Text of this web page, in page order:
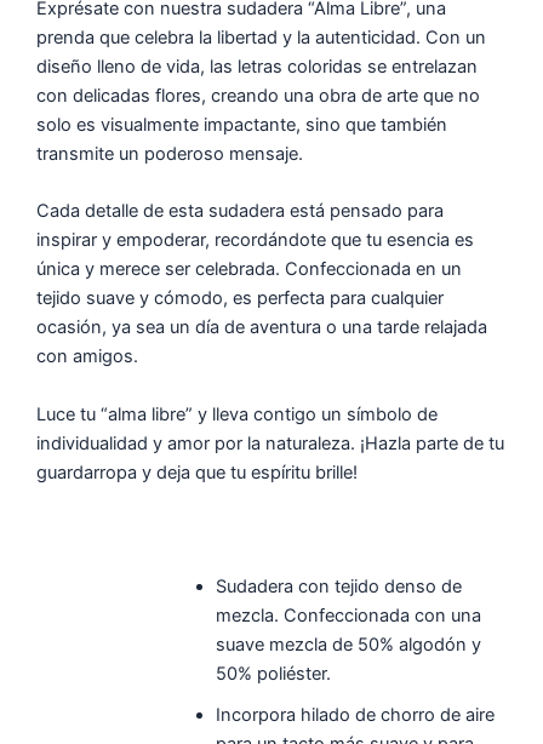
Exprésate con nuestra sudadera “Alma Libre”, una
prenda que celebra la libertad y la autenticidad. Con un
diseño lleno de vida, las letras coloridas se entrelazan
con delicadas flores, creando una obra de arte que no
solo es visualmente impactante, sino que también
transmite un poderoso mensaje.
Cada detalle de esta sudadera está pensado para
inspirar y empoderar, recordándote que tu esencia es
única y merece ser celebrada. Confeccionada en un
tejido suave y cómodo, es perfecta para cualquier
ocasión, ya sea un día de aventura o una tarde relajada
con amigos.
Luce tu “alma libre” y lleva contigo un símbolo de
individualidad y amor por la naturaleza. ¡Hazla parte de tu
guardarropa y deja que tu espíritu brille!
Sudadera con tejido denso de
mezcla. Confeccionada con una
suave mezcla de 50% algodón y
50% poliéster.
Incorpora hilado de chorro de aire